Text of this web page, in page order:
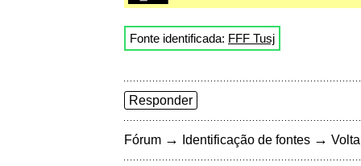
Fonte identificada: FFF Tusj
Responder
Fórum → Identificação de fontes →